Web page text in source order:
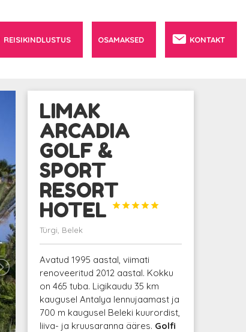
REISIKINDLUSTUS OSAMAKSED KONTAKT
LIMAK
ARCADIA
GOLF &
SPORT
RESORT
HOTEL





Türgi, Belek
Avatud 1995 aastal, viimati
renoveeritud 2012 aastal. Kokku
on 465 tuba. Ligikaudu 35 km
kaugusel Antalya lennujaamast ja
700 m kaugusel Beleki kuurordist,
liiva- ja kruusaranna ääres. Golfi